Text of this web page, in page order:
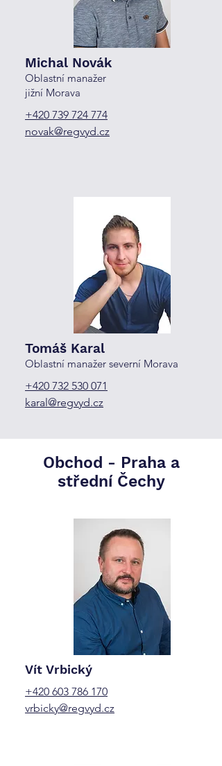
Michal Novák
Oblastní manažer
jižní Morava
+420 739 724 774
novak@regvyd.cz
Tomáš Karal
Oblastní manažer severní Morava
+420 732 530 071
karal@regvyd.cz
Obchod - Praha a
střední Čechy
Vít Vrbický
+420 603 786 170
vrbicky@regvyd.cz